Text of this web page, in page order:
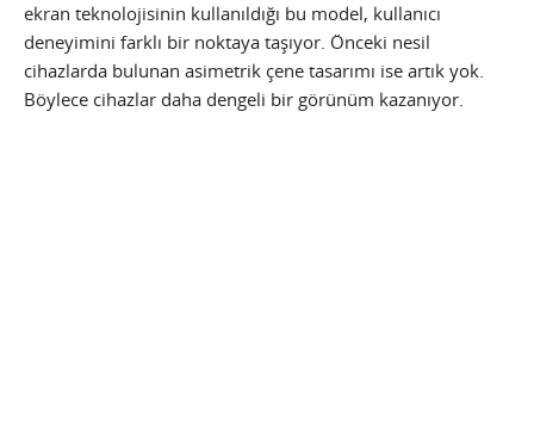
ekran teknolojisinin kullanıldığı bu model, kullanıcı
deneyimini farklı bir noktaya taşıyor. Önceki nesil
cihazlarda bulunan asimetrik çene tasarımı ise artık yok.
Böylece cihazlar daha dengeli bir görünüm kazanıyor.